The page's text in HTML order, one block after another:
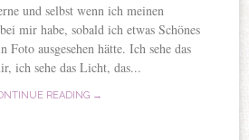
und selbst wenn ich meinen
mir habe, sobald ich etwas Schönes
Foto ausgesehen hätte. Ich sehe das
ich sehe das Licht, das...
READING →